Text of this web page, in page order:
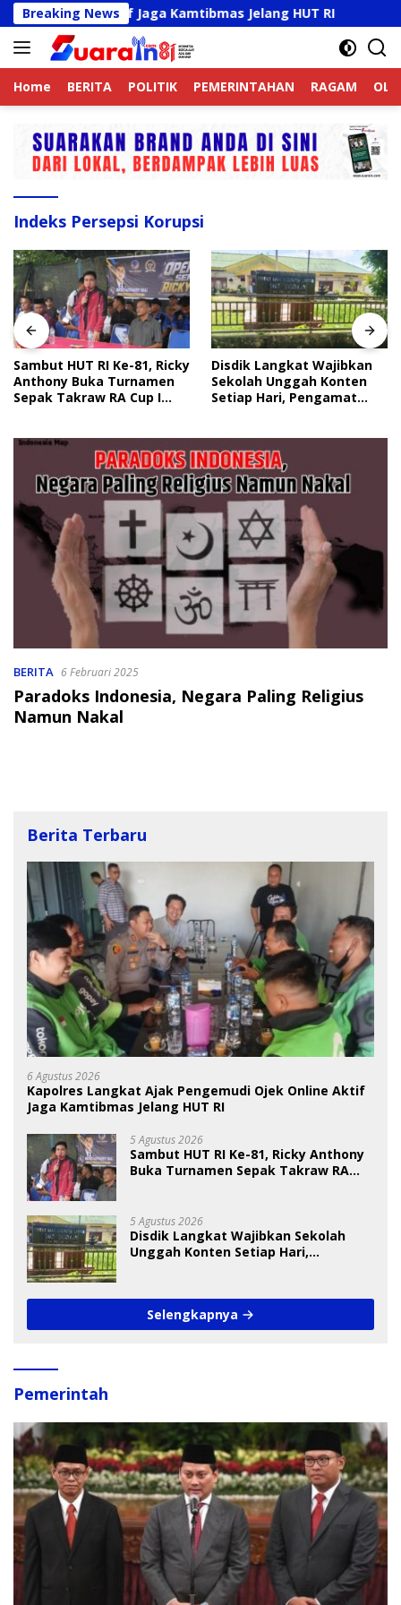
Langsung
ke
konten
Breaking News
Aktif Jaga Kamtibmas Jelang HUT RI
Home BERITA POLITIK PEMERINTAHAN RAGAM
Indeks Persepsi Korupsi
Sambut HUT RI Ke-81, Ricky
Anthony Buka Turnamen
Sepak Takraw RA Cup I
Disdik Langkat Wajibkan
Sekolah Unggah Konten
Setiap Hari, Pengamat
BERITA 6 Februari 2025
Paradoks Indonesia, Negara Paling Religius
Namun Nakal
Berita Terbaru
6 Agustus 2026
Kapolres Langkat Ajak Pengemudi Ojek Online Aktif
Jaga Kamtibmas Jelang HUT RI
5 Agustus 2026
Sambut HUT RI Ke-81, Ricky Anthony
Buka Turnamen Sepak Takraw RA
5 Agustus 2026
Disdik Langkat Wajibkan Sekolah
Unggah Konten Setiap Hari,
Selengkapnya
Pemerintah